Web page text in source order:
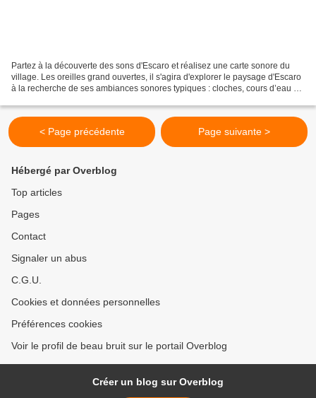
Partez à la découverte des sons d'Escaro et réalisez une carte sonore du
village. Les oreilles grand ouvertes, il s'agira d'explorer le paysage d'Escaro
à la recherche de ses ambiances sonores typiques : cloches, cours d’eau et
< Page précédente Page suivante >
Hébergé par Overblog
Top articles
Pages
Contact
Signaler un abus
C.G.U.
Cookies et données personnelles
Préférences cookies
Voir le profil de beau bruit sur le portail Overblog
Créer un blog sur Overblog